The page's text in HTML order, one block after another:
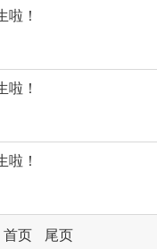
！
！
！
首页 尾页